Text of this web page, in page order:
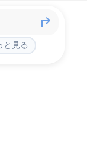
と見る